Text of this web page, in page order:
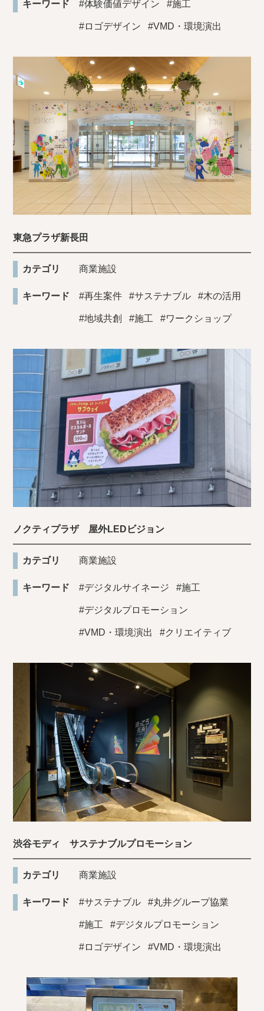
キーワード #体験価値デザイン #施工
#ロゴデザイン #VMD・環境演出
東急プラザ新長田
カテゴリ 商業施設
キーワード #再生案件 #サステナブル #木の活用
#地域共創 #施工 #ワークショップ
ノクティプラザ 屋外LEDビジョン
カテゴリ 商業施設
キーワード #デジタルサイネージ #施工
#デジタルプロモーション
#VMD・環境演出 #クリエイティブ
渋谷モディ サステナブルプロモーション
カテゴリ 商業施設
キーワード #サステナブル #丸井グループ協業
#施工 #デジタルプロモーション
#ロゴデザイン #VMD・環境演出